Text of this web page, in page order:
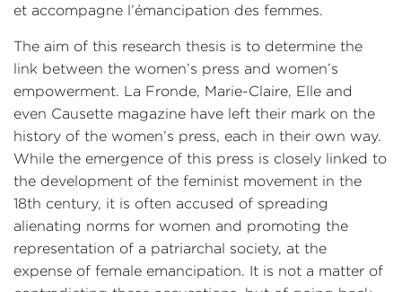
et accompagne l’émancipation des femmes.
The aim of this research thesis is to determine the
link between the women’s press and women’s
empowerment. La Fronde, Marie-Claire, Elle and
even Causette magazine have left their mark on the
history of the women’s press, each in their own way.
While the emergence of this press is closely linked to
the development of the feminist movement in the
18th century, it is often accused of spreading
alienating norms for women and promoting the
representation of a patriarchal society, at the
expense of female emancipation. It is not a matter of